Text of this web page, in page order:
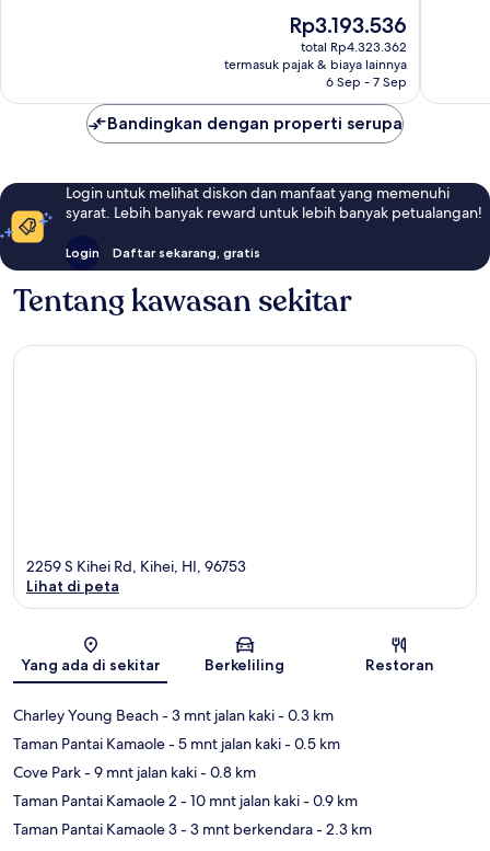
Harga
sekarang
Rp3.193.536
Rp3.193.536
total Rp4.323.362
termasuk pajak & biaya lainnya
6 Sep - 7 Sep
Bandingkan dengan properti serupa
Login untuk melihat diskon dan manfaat yang memenuhi
syarat. Lebih banyak reward untuk lebih banyak petualangan!
Login Daftar sekarang, gratis
Tentang kawasan sekitar
Peta
2259 S Kihei Rd, Kihei, HI, 96753
Lihat di peta
Yang ada di sekitar Berkeliling Restoran
Charley Young Beach- 3 mnt jalan kaki- 0.3 km
Taman Pantai Kamaole- 5 mnt jalan kaki- 0.5 km
Cove Park- 9 mnt jalan kaki- 0.8 km
Taman Pantai Kamaole 2 - 10 mnt jalan kaki- 0.9 km
Taman Pantai Kamaole 3- 3 mnt berkendara- 2.3 km